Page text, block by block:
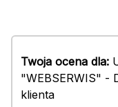
Twoja ocena dla:
"WEBSERWIS" -
klienta